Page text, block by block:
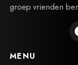
groep vrienden
MENU